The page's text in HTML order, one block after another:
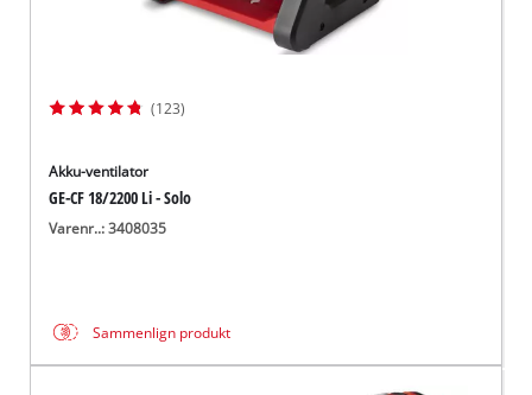
(123)
Akku-ventilator
GE-CF 18/2200 Li - Solo
Varenr..: 3408035
Sammenlign produkt